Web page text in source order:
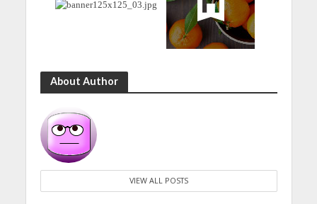
About Author
VIEW ALL POSTS